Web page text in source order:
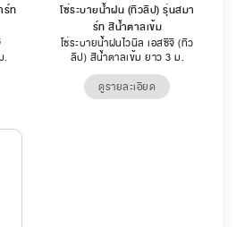
ร์ท
.
โซ่ระบายน้ำฝน (ทิวลิป) รุ่นสมา
ร์ท สีน้ำตาลเข้ม
โซ่ระบายน้ำฝนไวนิล เอสซีจี (ทิว
ลิป) สีน้ำตาลเข้ม ยาว 3 ม.
ดูรายละเอียด